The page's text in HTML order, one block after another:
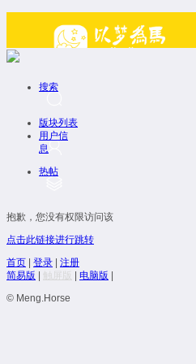
搜索
版块列表
用户信
息
热帖
抱歉，您没有权限访问该
点击此链接进行跳转
首页 | 登录 | 注册
简易版 | 触屏版 | 电脑版 |
© Meng.Horse